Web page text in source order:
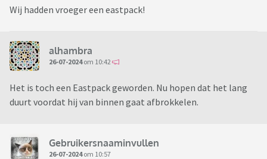
Wij hadden vroeger een eastpack!
alhambra
26-07-2024om 10:42
Het is toch een Eastpack geworden. Nu hopen dat het lang
duurt voordat hij van binnen gaat afbrokkelen.
Gebruikersnaaminvullen
26-07-2024om 10:57